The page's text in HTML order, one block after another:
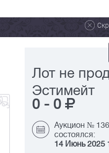
Лот не
Эстимейт
0 - 0
Аукцион №
состоялся:
14 Июнь 2025